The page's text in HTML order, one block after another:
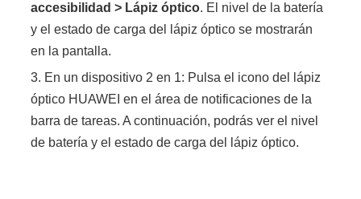
accesibilidad > Lápiz óptico. El nivel de la batería
y el estado de carga del lápiz óptico se mostrarán
en la pantalla.
3. En un dispositivo 2 en 1: Pulsa el icono del lápiz
óptico HUAWEI en el área de notificaciones de la
barra de tareas. A continuación, podrás ver el nivel
de batería y el estado de carga del lápiz óptico.